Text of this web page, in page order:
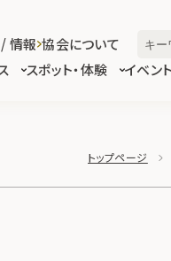
スポット・体験 イベン
情報 協会について
トップページ